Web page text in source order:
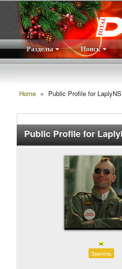
Разделы Поиск
Home » Public Profile for
Public Profile for
Зритель